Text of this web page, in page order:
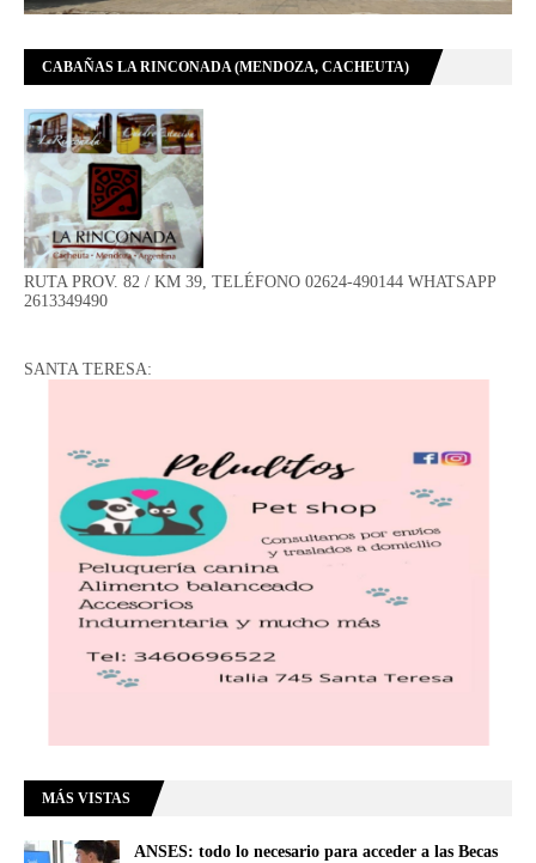
CABAÑAS LA RINCONADA (MENDOZA, CACHEUTA)
RUTA PROV. 82 / KM 39, TELÉFONO 02624-490144 WHATSAPP
2613349490
SANTA TERESA:
MÁS VISTAS
ANSES: todo lo necesario para acceder a las Becas